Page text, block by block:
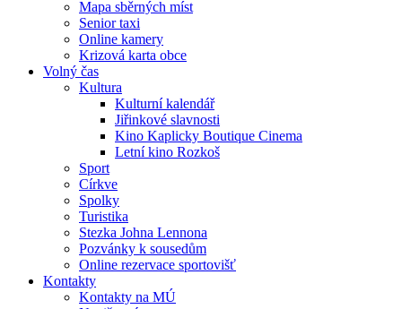
Mapa sběrných míst
Senior taxi
Online kamery
Krizová karta obce
Volný čas
Kultura
Kulturní kalendář
Jiřinkové slavnosti
Kino Kaplicky Boutique Cinema
Letní kino Rozkoš
Sport
Církve
Spolky
Turistika
Stezka Johna Lennona
Pozvánky k sousedům
Online rezervace sportovišť
Kontakty
Kontakty na MÚ